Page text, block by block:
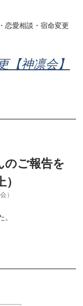
恋愛相談・宿命変更
【神凛会】
のご報告を
）